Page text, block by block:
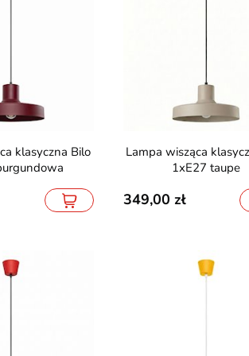
Point Osram
4000K
Lampa wisząca LED Avolto
Zakręcona 51W 4000K
225,00 449,99
Lampa wisząca klasyczna Bilo
1xE27 taupe
349,00